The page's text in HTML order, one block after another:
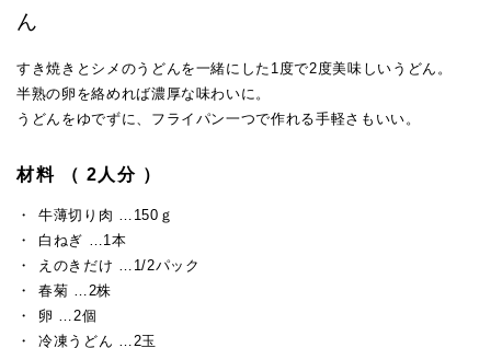
ん
すき焼きとシメのうどんを一緒にした1度で2度美味しいうどん。
半熟の卵を絡めれば濃厚な味わいに。
うどんをゆでずに、フライパン一つで作れる手軽さもいい。
材料 （ 2人分 ）
牛薄切り肉 …150ｇ
白ねぎ …1本
えのきだけ …1/2パック
春菊 …2株
卵 …2個
冷凍うどん …2玉